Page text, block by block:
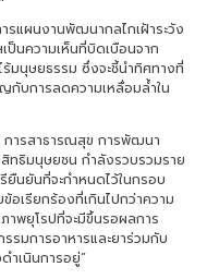
แผนงานพัฒนากลไกเฝ้าระวัง
ป็นความเห็นที่บิดเบือนจาก
มนุษยธรรม ซึ่งจะชี้นำทิศทางที่
กับการลดความเหลื่อมล้ำใน
การสาธารณสุข การพัฒนา
ทธิมนุษยชน กำลังรวบรวมราย
นยันที่จะกำหนดไว้ในกรอบ
อเรียกร้องที่เกินไปกว่าความ
าพยุโรปที่จะมีขึ้นรอผลการ
รมการอาหารและยาร่วมกับ
ำเนินการอยู่”